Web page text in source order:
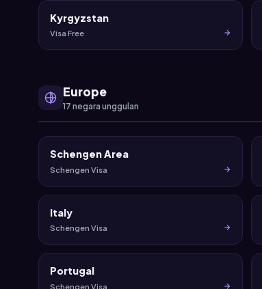
Kyrgyzstan
Visa Free
Europe
17 negara unggulan
Schengen Area
Schengen Visa
Italy
Schengen Visa
Portugal
Schengen Visa